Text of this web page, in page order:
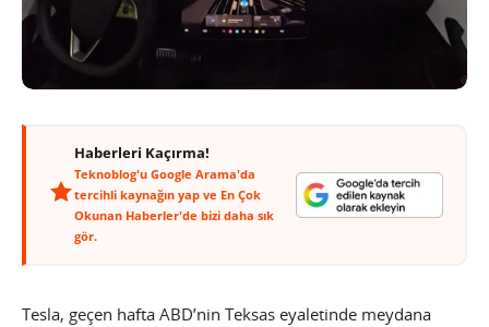
Haberleri Kaçırma!
Teknoblog'u Google Arama'da
tercihli kaynağın yap ve En Çok
Okunan Haberler'de bizi daha sık
gör.
Tesla, geçen hafta ABD’nin Teksas eyaletinde meydana